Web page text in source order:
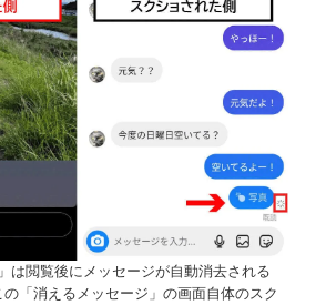
は閲覧後にメッセージが自動消去される
「消えるメッセージ」の画面自体のスク